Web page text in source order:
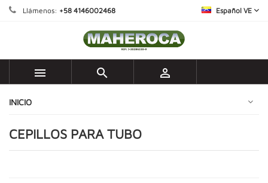
Llámenos: +58 4146002468 Español VE
  
INICIO
CEPILLOS PARA TUBO